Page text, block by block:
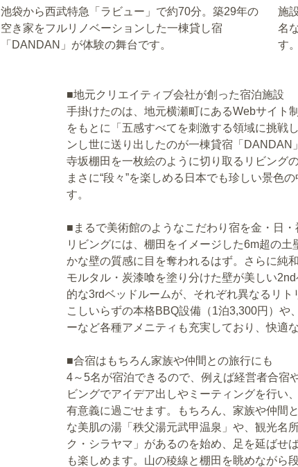
池袋から西武特急「ラビュー」で約70分。築29年の
空き家をフルリノベーションした一棟貸し宿
「DANDAN」が体験の舞台です。
施
名
す。
■地元クリエイティブ会社が創った宿泊施設
手掛けたのは、地元横瀬町にあるWebサイト
をもとに「五感すべてを刺激する領域に挑戦
ンし世に送り出したのが一棟貸宿「DANDAN
寺坂棚田を一枚絵のように切り取るリビング
まさに“段々”を楽しめる日本でも珍しい景色
す。
■まるで美術館のようなこだわり宿を金・日・
リビングには、棚田をイメージした6m超の
かな壁の質感に目を奪われるはず。さらに純
モルタル・炭漆喰を塗り分けた壁が美しい
的な3rdベッドルームが、それぞれ異なるリ
こしいらずの本格BBQ設備（1泊3,300円）や
ーなど各種アメニティも充実しており、快適
■合宿はもちろん家族や仲間との旅行にも
4～5名が宿泊できるので、例えば経営者合宿
ビングでアイデア出しやミーティングを行い
有意義に過ごせます。もちろん、家族や仲間
な美肌の湯「秩父湯元武甲温泉」や、観光名
ク・シラヤマ」があるのを始め、足を延ばせ
も楽しめます。山の稜線と棚田を眺めながら